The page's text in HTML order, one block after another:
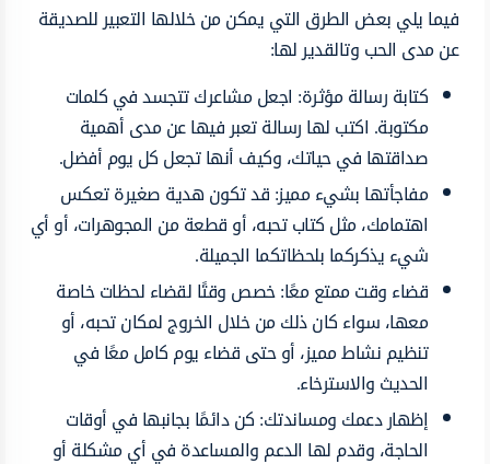
فيما يلي بعض الطرق التي يمكن من خلالها التعبير للصديقة
عن مدى الحب وتالقدير لها:
كتابة رسالة مؤثرة: اجعل مشاعرك تتجسد في كلمات
مكتوبة. اكتب لها رسالة تعبر فيها عن مدى أهمية
صداقتها في حياتك، وكيف أنها تجعل كل يوم أفضل.
مفاجأتها بشيء مميز: قد تكون هدية صغيرة تعكس
اهتمامك، مثل كتاب تحبه، أو قطعة من المجوهرات، أو أي
شيء يذكركما بلحظاتكما الجميلة.
قضاء وقت ممتع معًا: خصص وقتًا لقضاء لحظات خاصة
معها، سواء كان ذلك من خلال الخروج لمكان تحبه، أو
تنظيم نشاط مميز، أو حتى قضاء يوم كامل معًا في
الحديث والاسترخاء.
إظهار دعمك ومساندتك: كن دائمًا بجانبها في أوقات
الحاجة، وقدم لها الدعم والمساعدة في أي مشكلة أو